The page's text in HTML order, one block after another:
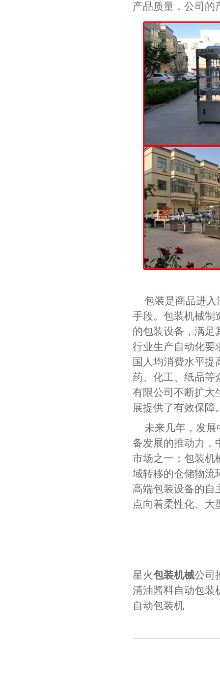
产品质量，公司的
包装是商品进
手段。包装机械制
的包装设备，满足
行业生产自动化要
国人均消费水平
药、化工、纸品等
有限公司不断扩大
展提供了有效保障
未来几年，发
备发展的推动力，
市场之一；包装机
域转移的仓储物流
高端包装设备的自
点向着柔性化、大
星火包装机械公司
清油酱料自动包装
自动包装机